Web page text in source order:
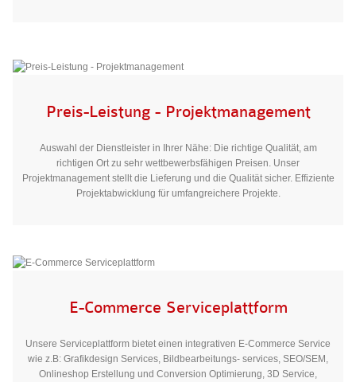
Preis-Leistung - Projektmanagement
Auswahl der Dienstleister in Ihrer Nähe: Die richtige Qualität, am
richtigen Ort zu sehr wettbewerbsfähigen Preisen. Unser
Projektmanagement stellt die Lieferung und die Qualität sicher. Effiziente
Projektabwicklung für umfangreichere Projekte.
E-Commerce Serviceplattform
Unsere Serviceplattform bietet einen integrativen E-Commerce Service
wie z.B: Grafikdesign Services, Bildbearbeitungs- services, SEO/SEM,
Onlineshop Erstellung und Conversion Optimierung, 3D Service,